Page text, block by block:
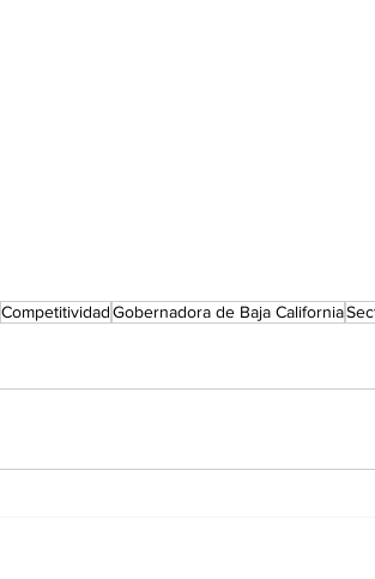
CompetitividadGobernadora de Baja California